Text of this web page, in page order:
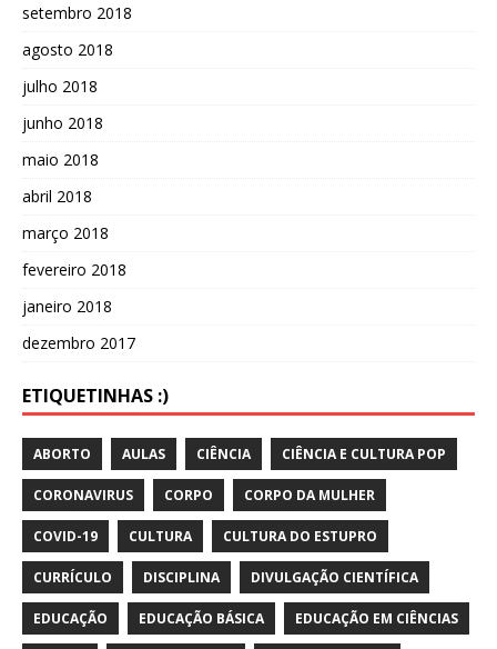
setembro 2018
agosto 2018
julho 2018
junho 2018
maio 2018
abril 2018
março 2018
fevereiro 2018
janeiro 2018
dezembro 2017
ETIQUETINHAS :)
ABORTO AULAS CIÊNCIA CIÊNCIA E CULTURA POP
CORONAVIRUS CORPO CORPO DA MULHER
COVID-19 CULTURA CULTURA DO ESTUPRO
CURRÍCULO DISCIPLINA DIVULGAÇÃO CIENTÍFICA
EDUCAÇÃO EDUCAÇÃO BÁSICA EDUCAÇÃO EM CIÊNCIAS